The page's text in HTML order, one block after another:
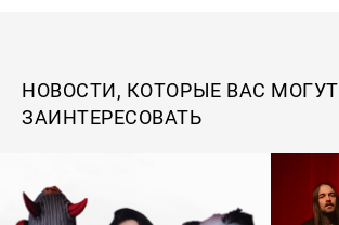
НОВОСТИ, КОТОРЫЕ ВАС МОГУТ
ЗАИНТЕРЕСОВАТЬ